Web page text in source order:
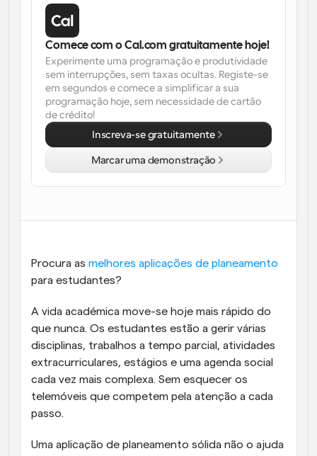
Agendamento potenciado com chamadas
impulsionadas por IA
Fluxos de trabalho
Automatizar agendamento e lembretes
Blogue
Mantenha-se atualizado com as últimas notícias e
atualizações
Reuniões Instantâneas
Reunião com clientes em minutos
Links de Grupo Dinâmico
Agende reuniões de forma fluida com várias pessoas
Procura as melhores aplicações de planeamento
para estudantes?
A vida académica move-se hoje mais rápido do
que nunca. Os estudantes estão a gerir várias
disciplinas, trabalhos a tempo parcial, atividades
extracurriculares, estágios e uma agenda social
cada vez mais complexa. Sem esquecer os
telemóveis que competem pela atenção a cada
passo.
Uma aplicação de planeamento sólida não o ajuda
Comece com o Cal.com gratuitamente hoje!
Experimente uma programação e produtividade
sem interrupções, sem taxas ocultas. Registe-se
em segundos e comece a simplificar a sua
programação hoje, sem necessidade de cartão
de crédito!
Inscreva-se gratuitamente
Marcar uma demonstração